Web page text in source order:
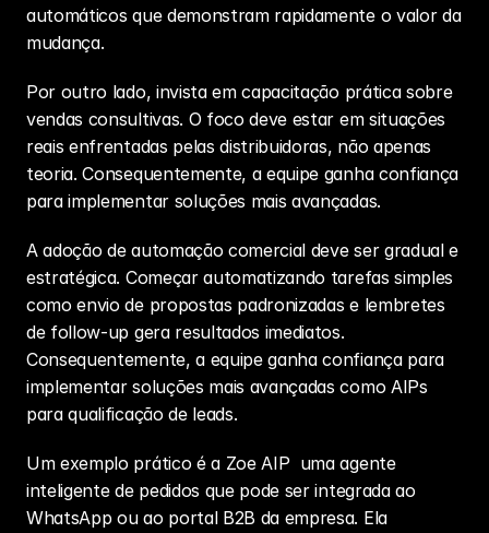
automáticos que demonstram rapidamente o valor da
mudança.
Por outro lado, invista em capacitação prática sobre
vendas consultivas. O foco deve estar em situações
reais enfrentadas pelas distribuidoras, não apenas
teoria. Consequentemente, a equipe ganha confiança
para implementar soluções mais avançadas.
A adoção de automação comercial deve ser gradual e
estratégica. Começar automatizando tarefas simples
como envio de propostas padronizadas e lembretes
de follow-up gera resultados imediatos.
Consequentemente, a equipe ganha confiança para
implementar soluções mais avançadas como AIPs
para qualificação de leads.
Um exemplo prático é a Zoe AIP
  uma agente
inteligente de pedidos que pode ser integrada ao
WhatsApp ou ao portal B2B da empresa. Ela